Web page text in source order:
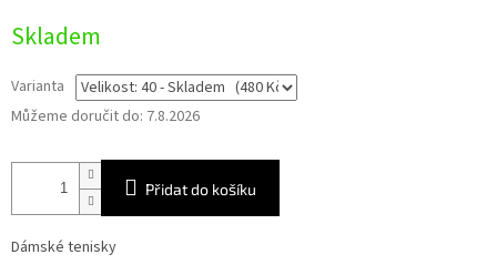
cena:
Skladem
Varianta
Můžeme doručit do: 7.8.2026
Přidat do košíku
Dámské tenisky